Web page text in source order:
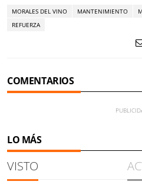
MORALES DEL VINO MANTENIMIENTO
REFUERZA
COMENTARIOS
LO MÁS
VISTO